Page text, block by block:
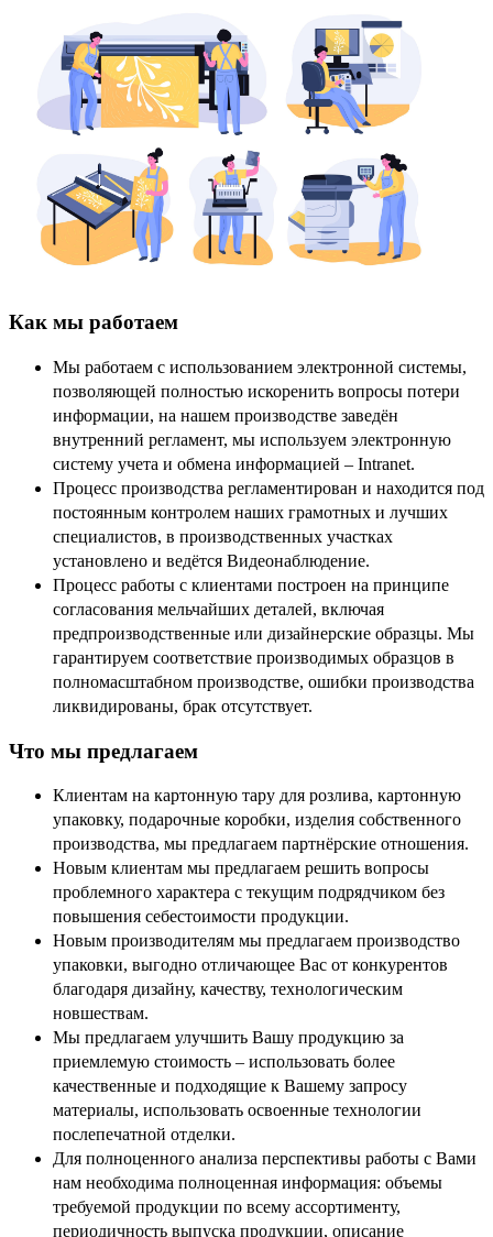
Как мы работаем
Мы работаем с использованием электронной системы,
позволяющей полностью искоренить вопросы потери
информации, на нашем производстве заведён
внутренний регламент, мы используем электронную
систему учета и обмена информацией – Intranet.
Процесс производства регламентирован и находится под
постоянным контролем наших грамотных и лучших
специалистов, в производственных участках
установлено и ведётся Видеонаблюдение.
Процесс работы с клиентами построен на принципе
согласования мельчайших деталей, включая
предпроизводственные или дизайнерские образцы. Мы
гарантируем соответствие производимых образцов в
полномасштабном производстве, ошибки производства
ликвидированы, брак отсутствует.
Что мы предлагаем
Клиентам на картонную тару для розлива, картонную
упаковку, подарочные коробки, изделия собственного
производства, мы предлагаем партнёрские отношения.
Новым клиентам мы предлагаем решить вопросы
проблемного характера с текущим подрядчиком без
повышения себестоимости продукции.
Новым производителям мы предлагаем производство
упаковки, выгодно отличающее Вас от конкурентов
благодаря дизайну, качеству, технологическим
новшествам.
Мы предлагаем улучшить Вашу продукцию за
приемлемую стоимость – использовать более
качественные и подходящие к Вашему запросу
материалы, использовать освоенные технологии
послепечатной отделки.
Для полноценного анализа перспективы работы с Вами
нам необходима полноценная информация: объемы
требуемой продукции по всему ассортименту,
периодичность выпуска продукции, описание